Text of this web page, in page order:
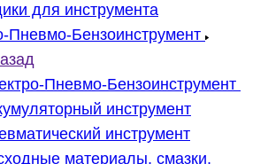
для инструмента
Пневмо-Бензоинструмент
Пневмо-Бензоинструмент
инструмент
инструмент
материалы, смазки,